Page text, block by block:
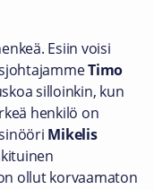
Esiin voisi
Timo
silloinkin, kun
henkilö on
Mikelis
ollut korvaamaton